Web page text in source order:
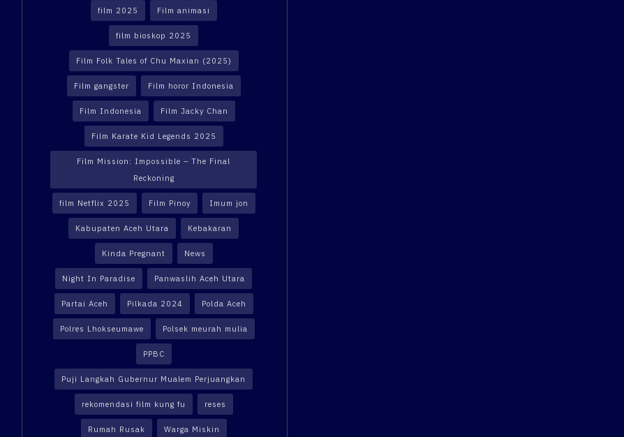
film 2025 Film animasi
film bioskop 2025
Film Folk Tales of Chu Maxian (2025)
Film gangster Film horor Indonesia
Film Indonesia Film Jacky Chan
Film Karate Kid Legends 2025
Film Mission: Impossible – The Final
Reckoning
film Netflix 2025 Film Pinoy Imum jon
Kabupaten Aceh Utara Kebakaran
Kinda Pregnant News
Night In Paradise Panwaslih Aceh Utara
Partai Aceh Pilkada 2024 Polda Aceh
Polres Lhokseumawe Polsek meurah mulia
PPBC
Puji Langkah Gubernur Mualem Perjuangkan
rekomendasi film kung fu reses
Rumah Rusak Warga Miskin